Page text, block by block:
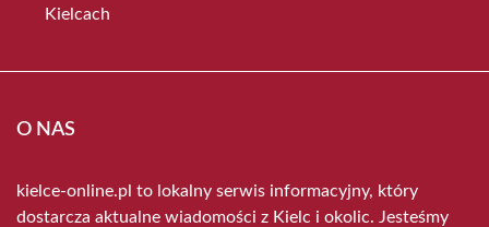
Kielcach
O NAS
kielce-online.pl to lokalny serwis informacyjny, który
dostarcza aktualne wiadomości z Kielc i okolic. Jesteśmy